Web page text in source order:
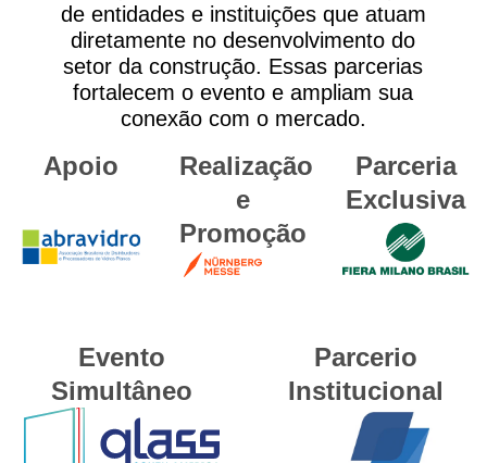
de entidades e instituições que atuam
diretamente no desenvolvimento do
setor da construção. Essas parcerias
fortalecem o evento e ampliam sua
conexão com o mercado.
Apoio
Realização
e
Promoção
Parceria
Exclusiva
Evento
Simultâneo
Parcerio
Institucional